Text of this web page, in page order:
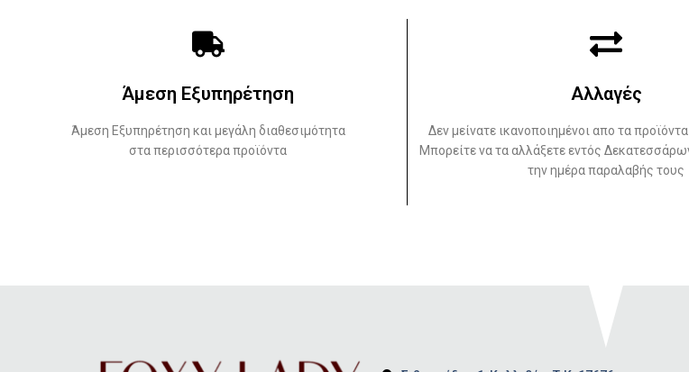
Άμεση Εξυπηρέτηση
Άμεση Εξυπηρέτηση και μεγάλη διαθεσιμότητα
στα περισσότερα προϊόντα
Αλλαγές
Δεν μείνατε ικανοποιημένοι απο τα
Μπορείτε να τα αλλάξετε εντός
την ημέρα παραλαβής τους